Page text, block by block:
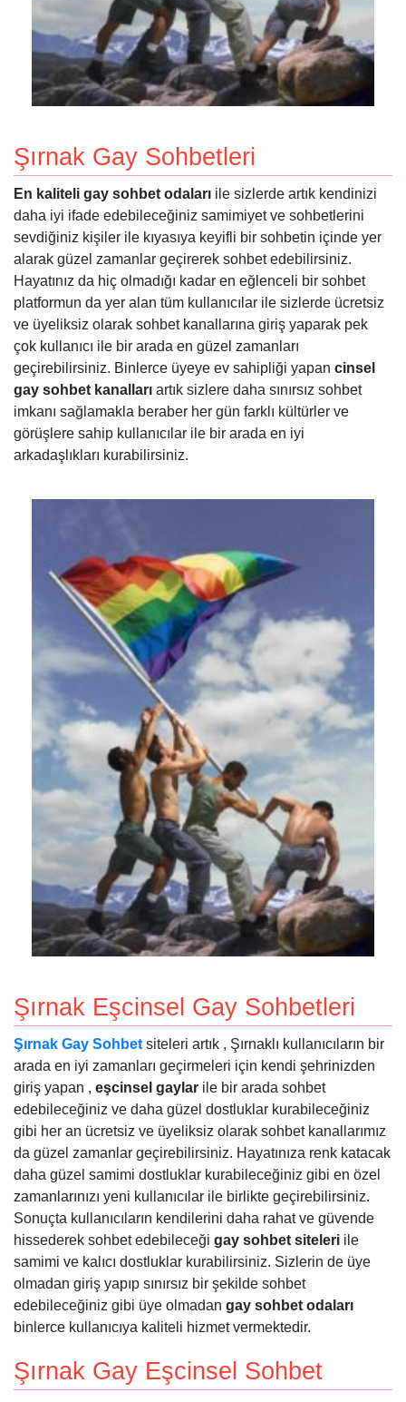
Şırnak Gay Sohbetleri
En kaliteli gay sohbet odaları ile sizlerde artık kendinizi
daha iyi ifade edebileceğiniz samimiyet ve sohbetlerini
sevdiğiniz kişiler ile kıyasıya keyifli bir sohbetin içinde yer
alarak güzel zamanlar geçirerek sohbet edebilirsiniz.
Hayatınız da hiç olmadığı kadar en eğlenceli bir sohbet
platformun da yer alan tüm kullanıcılar ile sizlerde ücretsiz
ve üyeliksiz olarak sohbet kanallarına giriş yaparak pek
çok kullanıcı ile bir arada en güzel zamanları
geçirebilirsiniz. Binlerce üyeye ev sahipliği yapan cinsel
gay sohbet kanalları artık sizlere daha sınırsız sohbet
imkanı sağlamakla beraber her gün farklı kültürler ve
görüşlere sahip kullanıcılar ile bir arada en iyi
arkadaşlıkları kurabilirsiniz.
Şırnak Eşcinsel Gay Sohbetleri
Şırnak Gay Sohbet siteleri artık , Şırnaklı kullanıcıların bir
arada en iyi zamanları geçirmeleri için kendi şehrinizden
giriş yapan , eşcinsel gaylar ile bir arada sohbet
edebileceğiniz ve daha güzel dostluklar kurabileceğiniz
gibi her an ücretsiz ve üyeliksiz olarak sohbet kanallarımız
da güzel zamanlar geçirebilirsiniz. Hayatınıza renk katacak
daha güzel samimi dostluklar kurabileceğiniz gibi en özel
zamanlarınızı yeni kullanıcılar ile birlikte geçirebilirsiniz.
Sonuçta kullanıcıların kendilerini daha rahat ve güvende
hissederek sohbet edebileceği gay sohbet siteleri ile
samimi ve kalıcı dostluklar kurabilirsiniz. Sizlerin de üye
olmadan giriş yapıp sınırsız bir şekilde sohbet
edebileceğiniz gibi üye olmadan gay sohbet odaları
binlerce kullanıcıya kaliteli hizmet vermektedir.
Şırnak Gay Eşcinsel Sohbet